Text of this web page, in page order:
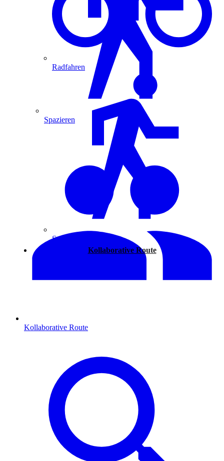
Radfahren
Spazieren
Kollaborative Route
Spazieren
Kollaborative Route